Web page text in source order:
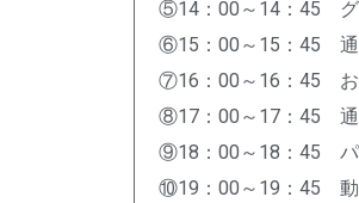
⑤14：00～14：45 グ
⑥15：00～15：45 通
⑦16：00～16：45 お
⑧17：00～17：45 通
⑨18：00～18：45 パ
⑩19：00～19：45 動